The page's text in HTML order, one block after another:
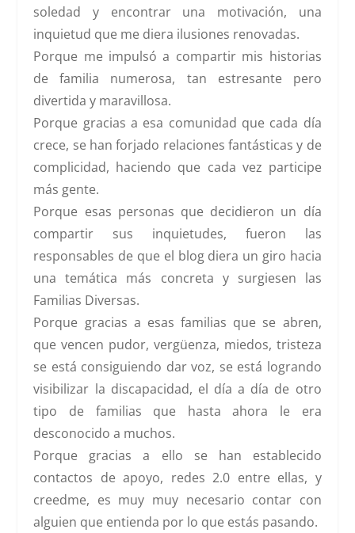
soledad y encontrar una motivación, una
inquietud que me diera ilusiones renovadas.
Porque me impulsó a compartir mis historias
de familia numerosa, tan estresante pero
divertida y maravillosa.
Porque gracias a esa comunidad que cada día
crece, se han forjado relaciones fantásticas y de
complicidad, haciendo que cada vez participe
más gente.
Porque esas personas que decidieron un día
compartir sus inquietudes, fueron las
responsables de que el blog diera un giro hacia
una temática más concreta y surgiesen las
Familias Diversas.
Porque gracias a esas familias que se abren,
que vencen pudor, vergüenza, miedos, tristeza
se está consiguiendo dar voz, se está logrando
visibilizar la discapacidad, el día a día de otro
tipo de familias que hasta ahora le era
desconocido a muchos.
Porque gracias a ello se han establecido
contactos de apoyo, redes 2.0 entre ellas, y
creedme, es muy muy necesario contar con
alguien que entienda por lo que estás pasando.